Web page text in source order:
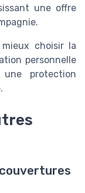
une offre
choisir la
personnelle
protection